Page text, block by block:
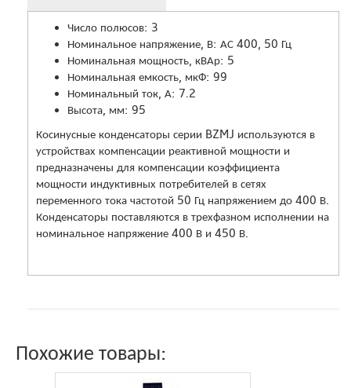
Число полюсов: 3
Номинальное напряжение, В: АС 400, 50 Гц
Номинальная мощность, кВАр: 5
Номинальная емкость, мкФ: 99
Номинальный ток, А: 7.2
Высота, мм: 95
Косинусные конденсаторы серии BZMJ используются в
устройствах компенсации реактивной мощности и
предназначены для компенсации коэффициента
мощности индуктивных потребителей в сетях
переменного тока частотой 50 Гц напряжением до 400 В.
Конденсаторы поставляются в трехфазном исполнении на
номинальное напряжение 400 В и 450 В.
Похожие товары: